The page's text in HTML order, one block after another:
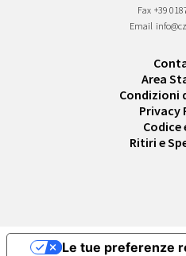
Fax +39
Email
Area
Condizioni
Privacy
Codice
Ritiri e
Le tue preferenze